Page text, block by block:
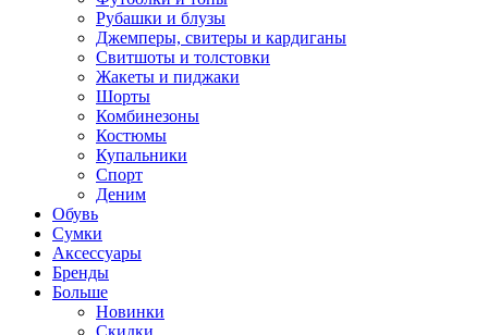
Рубашки и блузы
Джемперы, свитеры и кардиганы
Свитшоты и толстовки
Жакеты и пиджаки
Шорты
Комбинезоны
Костюмы
Купальники
Спорт
Деним
Обувь
Сумки
Аксессуары
Бренды
Больше
Новинки
Скидки